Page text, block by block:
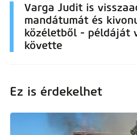
Varga Judit is
mandátumát és
közéletből - példáját
követte
Ez is érdekelhet